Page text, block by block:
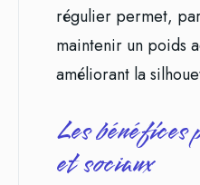
régulier permet,
maintenir un poids
améliorant la
Les bénéfices
et sociaux